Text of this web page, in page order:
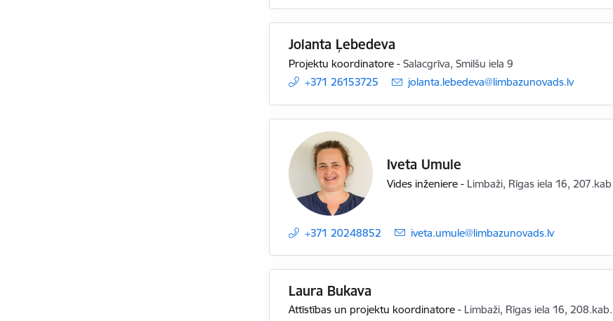
Jolanta Ļebedeva
Projektu koordinatore - Salacgrīva, Smilšu iela 9
+371 26153725
E-pasts:
jolanta.lebedeva@limbazunovads.lv
Iveta Umule
Vides inženiere - Limbaži, Rīgas iela 16, 207.kab
+371 20248852 E-pasts:
iveta.umule@limbazunovads.lv
Laura Bukava
Attīstības un projektu koordinatore - Limbaži, Rīgas iela 16, 208.kab.